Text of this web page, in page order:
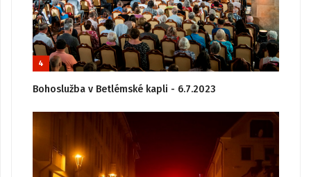
4
Bohoslužba v Betlémské kapli - 6.7.2023